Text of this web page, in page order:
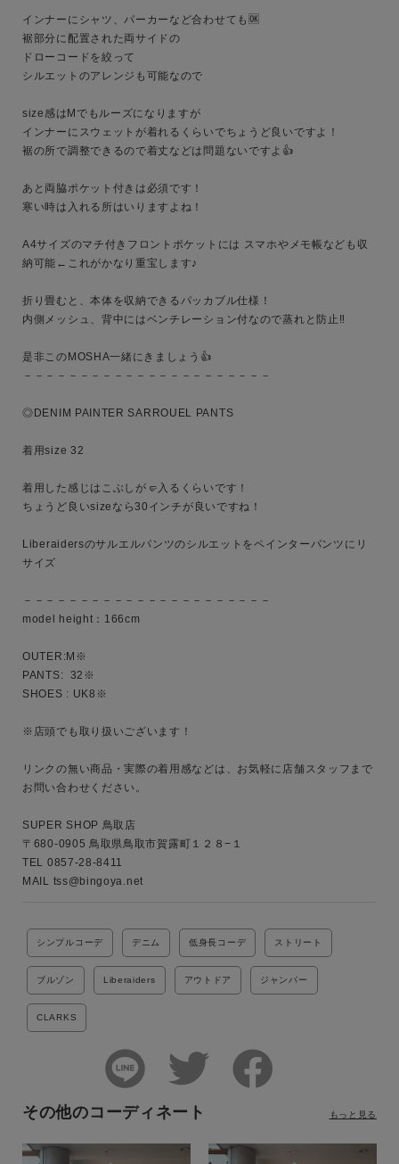
キーワード
性別
MENS LADIES
カテゴリ
インナーにシャツ、パーカーなど合わせても🆗
裾部分に配置された両サイドの
ドローコードを絞って
シルエットのアレンジも可能なので
size感はMでもルーズになりますが
インナーにスウェットが着れるくらいでちょうど良いですよ！
裾の所で調整できるので着丈などは問題ないですよ👍
あと両脇ポケット付きは必須です！
寒い時は入れる所はいりますよね！
A4サイズのマチ付きフロントポケットには スマホやメモ帳なども収
納可能←これがかなり重宝します♪
折り畳むと、本体を収納できるパッカブル仕様！
内側メッシュ、背中にはベンチレーション付なので蒸れと防止‼︎
是非このMOSHA一緒にきましょう👍
－－－－－－－－－－－－－－－－－－－－－－
◎DENIM PAINTER SARROUEL PANTS
着用size 32
着用した感じはこぶしが🤛入るくらいです！
ちょうど良いsizeなら30インチが良いですね！
Liberaidersのサルエルパンツのシルエットをペインターパンツにリ
サイズ
－－－－－－－－－－－－－－－－－－－－－－
model height：166cm
OUTER:M※
PANTS:  32※
SHOES : UK8※
※店頭でも取り扱いございます！
リンクの無い商品・実際の着用感などは、お気軽に店舗スタッフまで
お問い合わせください。
SUPER SHOP 鳥取店
〒680-0905 鳥取県鳥取市賀露町１２８−１
TEL 0857-28-8411
MAIL tss@bingoya.net
シンプルコーデ デニム 低身長コーデ ストリート
ブルゾン Liberaiders アウトドア ジャンパー
CLARKS
その他のコーディネート もっと見る